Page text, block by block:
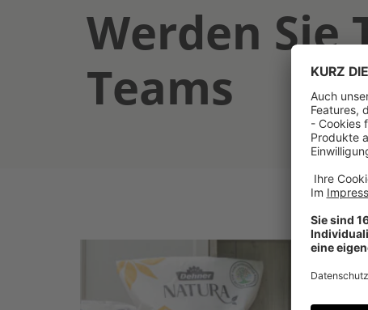
Werden Sie
Teams